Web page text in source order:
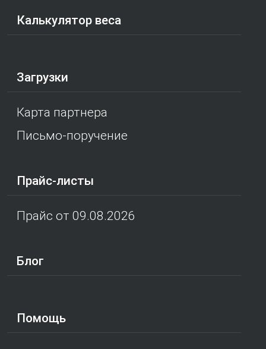
Калькулятор веса
Загрузки
Карта партнера
Письмо-поручение
Прайс-листы
Прайс от 09.08.2026
Блог
Помощь